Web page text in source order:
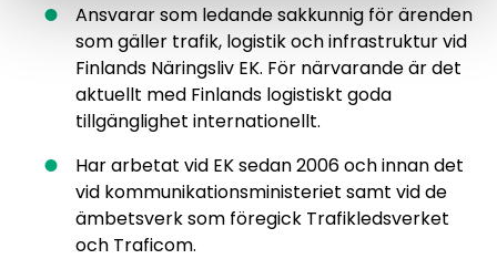
Ansvarar som ledande sakkunnig för ärenden
som gäller trafik, logistik och infrastruktur vid
Finlands Näringsliv EK. För närvarande är det
aktuellt med Finlands logistiskt goda
tillgänglighet internationellt.
Har arbetat vid EK sedan 2006 och innan det
vid kommunikationsministeriet samt vid de
ämbetsverk som föregick Trafikledsverket
och Traficom.